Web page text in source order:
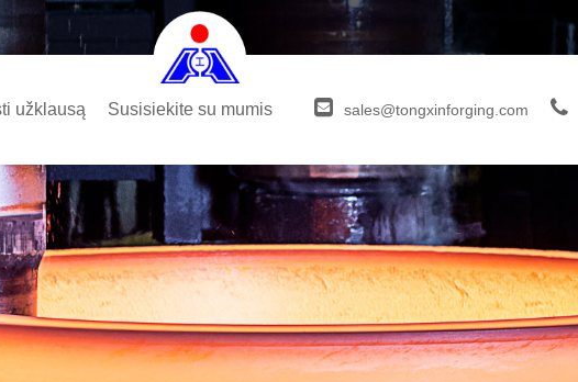
užklausą Susisiekite su mumis sales@tongxinforging.com